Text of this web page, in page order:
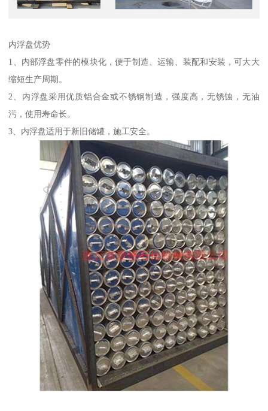
内浮盘优势
1、内部浮盘零件的模块化，便于制造、运输、装配和安装，可大大
缩短生产周期。
2、内浮盘采用优质铝合金或不锈钢制造，强度高，无锈蚀，无油
污，使用寿命长。
3、内浮盘适用于新旧储罐，施工安全。